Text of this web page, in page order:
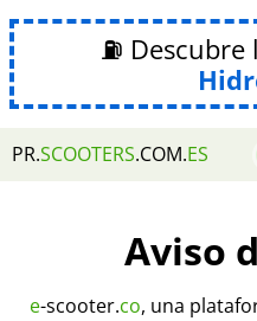
⛽ Descubre
PR.SCOOTERS.COM.ES
Aviso
e-scooter.co, una